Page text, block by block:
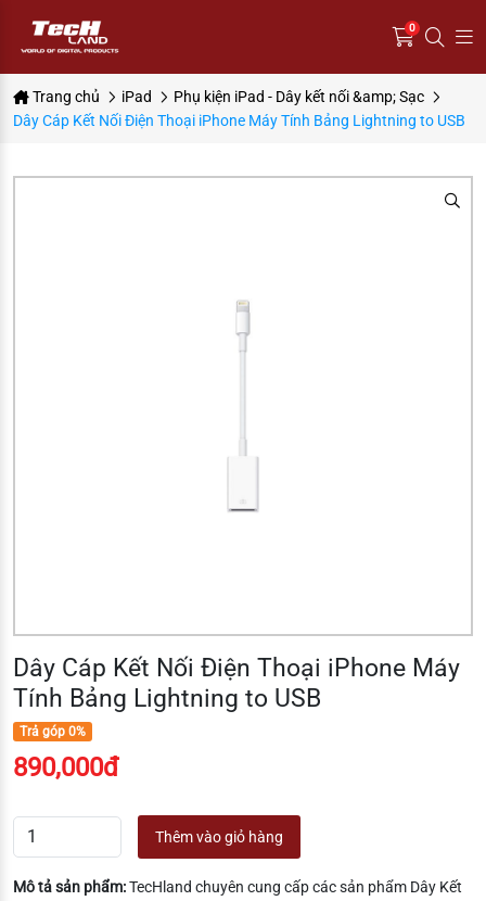
0
Trang chủ iPad
Phụ kiện iPad - Dây kết nối &amp; Sạc
Dây Cáp Kết Nối Điện Thoại iPhone Máy Tính Bảng Lightning to USB
Dây Cáp Kết Nối Điện Thoại iPhone Máy
Tính Bảng Lightning to USB
Trả góp 0%
890,000đ
Thêm vào giỏ hàng
Mô tả sản phẩm:TecHland chuyên cung cấp các sản phẩm Dây Kết